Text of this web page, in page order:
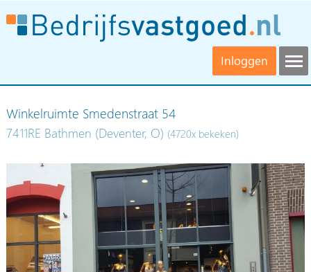
Inloggen
Winkelruimte Smedenstraat 54
7411RE Bathmen (Deventer, O) (4720x bekeken)